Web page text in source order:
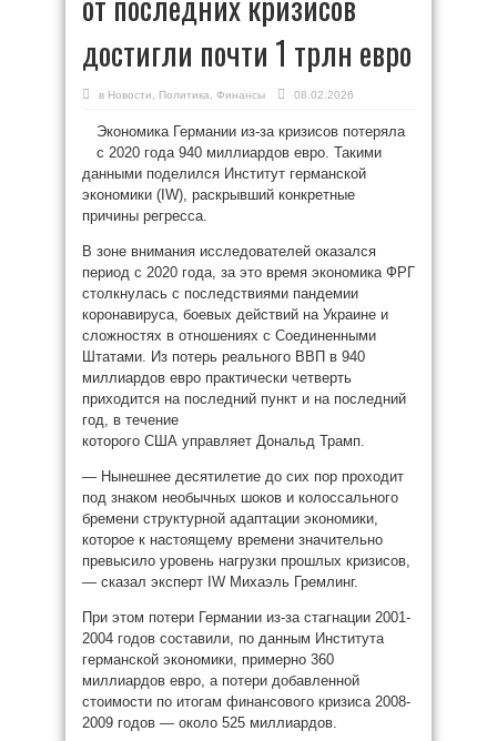
достигли почти 1 трлн евро
в Новости Политика Финансы 08.02.2026
Экономика Германии из-за кризисов потеряла
с 2020 года 940 миллиардов евро. Такими
данными поделился Институт германской
экономики (IW), раскрывший конкретные
причины регресса.
В зоне внимания исследователей оказался
период с 2020 года, за это время экономика ФРГ
столкнулась с последствиями пандемии
коронавируса, боевых действий на Украине и
сложностях в отношениях с Соединенными
Штатами. Из потерь реального ВВП в 940
миллиардов евро практически четверть
приходится на последний пункт и на последний
год, в течение
которого США управляет Дональд Трамп.
— Нынешнее десятилетие до сих пор проходит
под знаком необычных шоков и колоссального
бремени структурной адаптации экономики,
которое к настоящему времени значительно
превысило уровень нагрузки прошлых кризисов,
— сказал эксперт IW Михаэль Гремлинг.
При этом потери Германии из-за стагнации 2001-
2004 годов составили, по данным Института
германской экономики, примерно 360
миллиардов евро, а потери добавленной
стоимости по итогам финансового кризиса 2008-
2009 годов — около 525 миллиардов.